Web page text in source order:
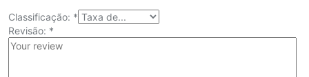
Classificação: *
Revisão: *